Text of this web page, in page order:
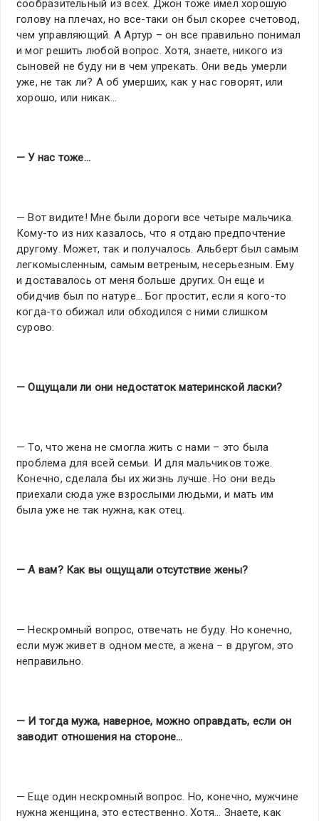
сообразительный из всех. Джон тоже имел хорошую
голову на плечах, но все-таки он был скорее счетовод,
чем управляющий. А Артур – он все правильно понимал
и мог решить любой вопрос. Хотя, знаете, никого из
сыновей не буду ни в чем упрекать. Они ведь умерли
уже, не так ли? А об умерших, как у нас говорят, или
хорошо, или никак…
— У нас тоже…
— Вот видите! Мне были дороги все четыре мальчика.
Кому-то из них казалось, что я отдаю предпочтение
другому. Может, так и получалось. Альберт был самым
легкомысленным, самым ветреным, несерьезным. Ему
и доставалось от меня больше других. Он еще и
обидчив был по натуре… Бог простит, если я кого-то
когда-то обижал или обходился с ними слишком
сурово.
— Ощущали ли они недостаток материнской ласки?
— То, что жена не смогла жить с нами – это была
проблема для всей семьи. И для мальчиков тоже.
Конечно, сделала бы их жизнь лучше. Но они ведь
приехали сюда уже взрослыми людьми, и мать им
была уже не так нужна, как отец.
— А вам? Как вы ощущали отсутствие жены?
— Нескромный вопрос, отвечать не буду. Но конечно,
если муж живет в одном месте, а жена – в другом, это
неправильно.
— И тогда мужа, наверное, можно оправдать, если он
заводит отношения на стороне…
— Еще один нескромный вопрос. Но, конечно, мужчине
нужна женщина, это естественно. Хотя… Знаете, как